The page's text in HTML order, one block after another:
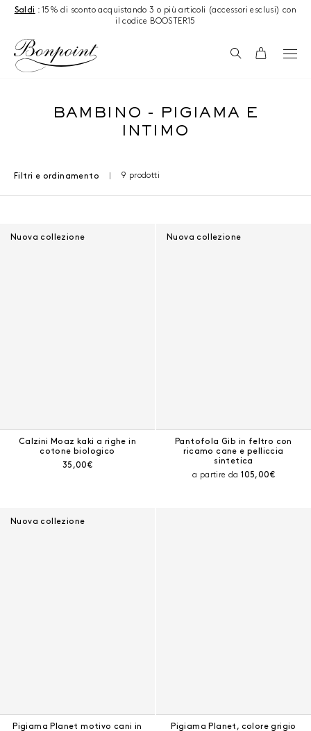
Salta al contenuto
Saldi : 15% di sconto acquistando 3 o più articoli (accessori esclusi) con
il codice BOOSTER15
RicercaCarrello
BAMBINO - PIGIAMA E
INTIMO
Filtri e ordinamento 9 prodotti
Nuova collezione
Calzini Moaz kaki a righe in
cotone biologico
Prezzo corrente:
35,00€
Nuova collezione
Pantofola Gib in feltro con
ricamo cane e pelliccia
sintetica
a partire daPrezzo corrente:
105,00€
Nuova collezione
Pigiama Planet motivo cani in
Pigiama Planet, colore grigio